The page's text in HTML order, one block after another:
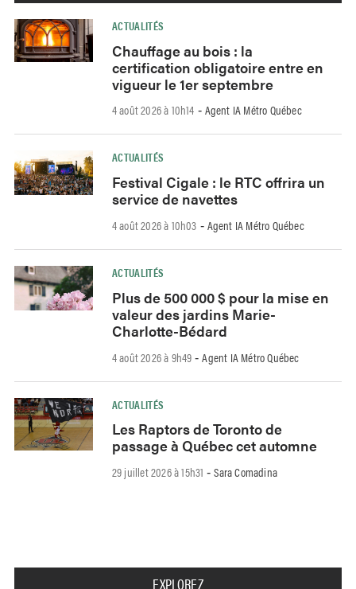
ACTUALITÉS
Chauffage au bois : la
certification obligatoire entre en
vigueur le 1er septembre
4 août 2026 à 10h14 - Agent IA Métro Québec
ACTUALITÉS
Festival Cigale : le RTC offrira un
service de navettes
4 août 2026 à 10h03 - Agent IA Métro Québec
ACTUALITÉS
Plus de 500 000 $ pour la mise en
valeur des jardins Marie-
Charlotte-Bédard
4 août 2026 à 9h49 -Agent IA Métro Québec
ACTUALITÉS
Les Raptors de Toronto de
passage à Québec cet automne
29 juillet 2026 à 15h31 -Sara Comadina
EXPLOREZ